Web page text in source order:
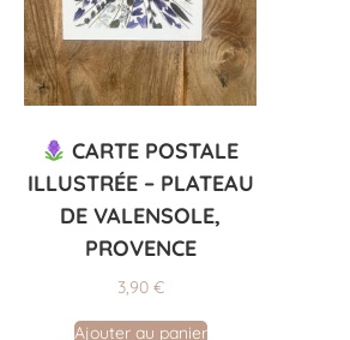
CARTE POSTALE
ILLUSTRÉE – PLATEAU
DE VALENSOLE,
PROVENCE
3,90 €
Ajouter au panier